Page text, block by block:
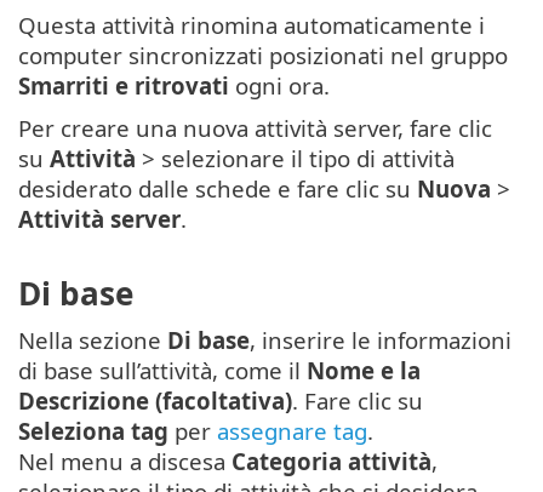
Questa attività rinomina automaticamente i
computer sincronizzati posizionati nel gruppo
Smarriti e ritrovati ogni ora.
Per creare una nuova attività server, fare clic
su Attività > selezionare il tipo di attività
desiderato dalle schede e fare clic su Nuova >
Attività server.
Di base
Nella sezione Di base, inserire le informazioni
di base sull’attività, come il Nome e la
Descrizione (facoltativa). Fare clic su
Seleziona tag per assegnare tag.
Nel menu a discesa Categoria attività,